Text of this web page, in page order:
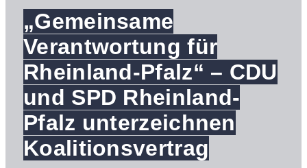
„Gemeinsame
Verantwortung für
Rheinland-Pfalz“ – CDU
und SPD Rheinland-
Pfalz unterzeichnen
Koalitionsvertrag